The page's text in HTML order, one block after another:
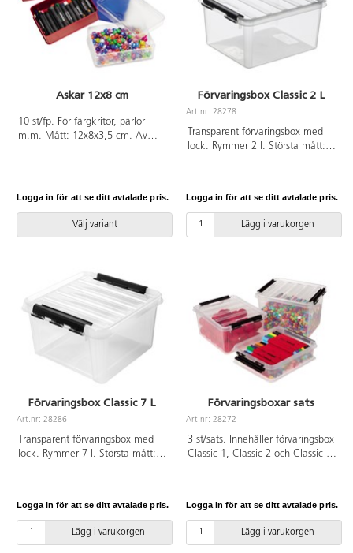
Askar 12x8 cm
10 st/fp. För färgkritor, pärlor
m.m. Mått: 12x8x3,5 cm. Av
Logga in för att se ditt avtalade pris.
Välj variant
Förvaringsbox Classic 2 L
Art.nr: 28278
Transparent förvaringsbox med
lock. Rymmer 2 l. Största mått:
Logga in för att se ditt avtalade pris.
Lägg i varukorgen
Förvaringsbox Classic 7 L
Art.nr: 28286
Transparent förvaringsbox med
lock. Rymmer 7 l. Största mått:
Logga in för att se ditt avtalade pris.
Lägg i varukorgen
Förvaringsboxar sats
Art.nr: 28272
3 st/sats. Innehåller förvaringsbox
Classic 1, Classic 2 och Classic 3.
Logga in för att se ditt avtalade pris.
Lägg i varukorgen